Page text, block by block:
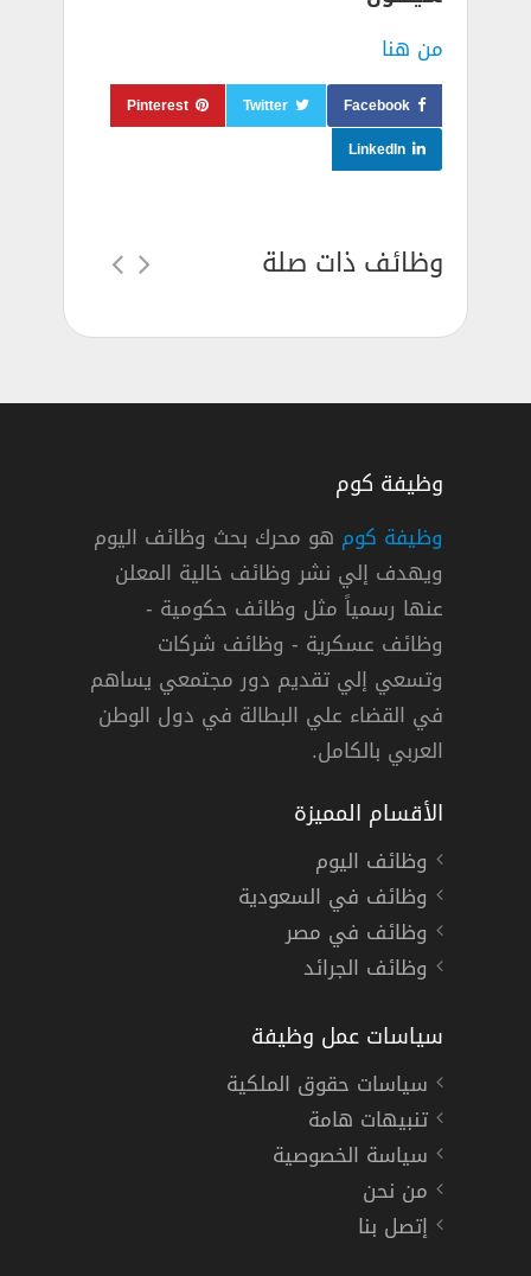
من هنا
Facebook
Twitter
Pinterest
LinkedIn
وظائف ذات صلة
دوام كامل
وظيفة كوم
وظيفة كوم هو محرك بحث وظائف اليوم
ويهدف إلي نشر وظائف خالية المعلن
عنها رسمياً مثل وظائف حكومية -
وظائف عسكرية - وظائف شركات
وتسعي إلي تقديم دور مجتمعي يساهم
في القضاء علي البطالة في دول الوطن
العربي بالكامل.
الأقسام المميزة
وظائف اليوم
وظائف في السعودية
وظائف في مصر
وظائف الجرائد
سياسات عمل وظيفة
سياسات حقوق الملكية
تنبيهات هامة
سياسة الخصوصية
من نحن
إتصل بنا